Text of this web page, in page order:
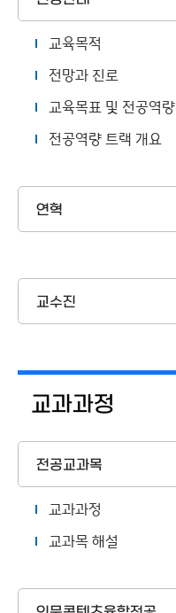
교육목적
전망과 진로
교육목표 및 전공역량
전공역량 트랙 개요
연혁
교수진
교과과정
전공교과목
교과과정
교과목 해설